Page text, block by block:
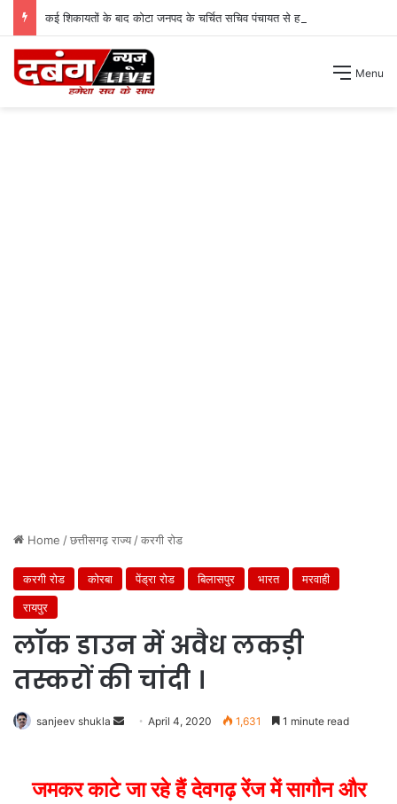
कई शिकायतों के बाद कोटा जनपद के चर्चित सचिव पंचायत से हटाए गए ।
Menu
Home /छत्तीसगढ़ राज्य/करगी रोड
करगी रोड कोरबा पेंड्रा रोड बिलासपुर भारत
मरवाही
रायपुर
लॉक डाउन में अवैध लकड़ी
तस्करों की चांदी ।
sanjeev shukla
SendApril 4, 2020 1,631 1 minute read
जमकर काटे जा रहे हैं देवगढ़ रेंज में सागौन और